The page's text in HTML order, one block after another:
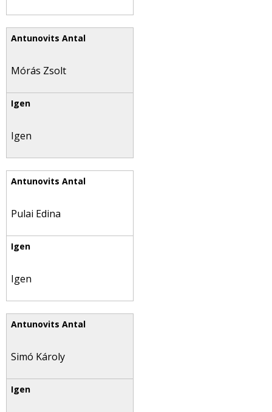
Mórás Zsolt
Igen
Pulai Edina
Igen
Simó Károly